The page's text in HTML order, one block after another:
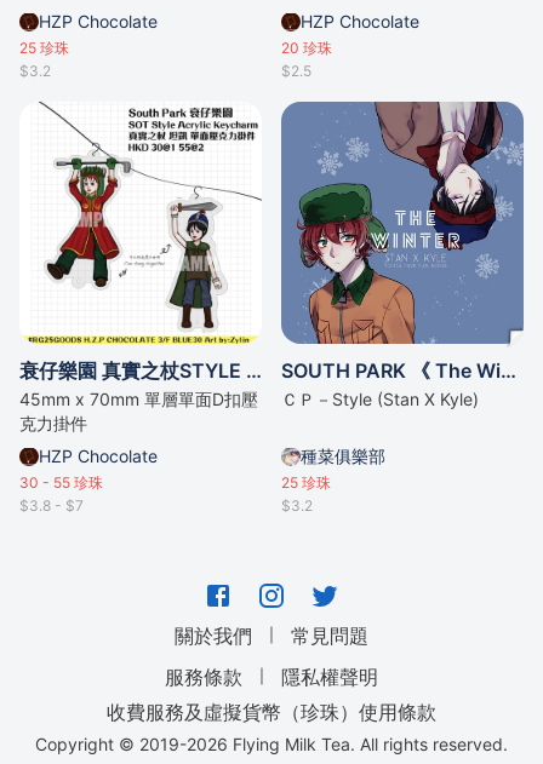
HZP Chocolate
25 珍珠
$3.2
HZP Chocolate
20 珍珠
$2.5
衰仔樂園 真實之杖STYLE 掛件
45mm x 70mm 單層單面D扣壓
克力掛件
HZP Chocolate
30 - 55 珍珠
$3.8 - $7
SOUTH PARK 《 The Winter 》
ＣＰ－Style (Stan X Kyle)
種菜俱樂部
25 珍珠
$3.2
關於我們 ｜
常見問題
服務條款
｜
隱私權聲明
收費服務及虛擬貨幣（珍珠）使用條款
Copyright © 2019-2026 Flying Milk Tea. All rights reserved.